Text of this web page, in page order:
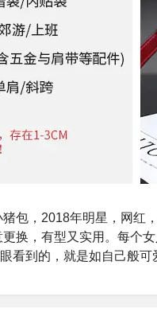
，2018年明星，网红，
换，有型又实用。每个
看到的，就是如自己般可